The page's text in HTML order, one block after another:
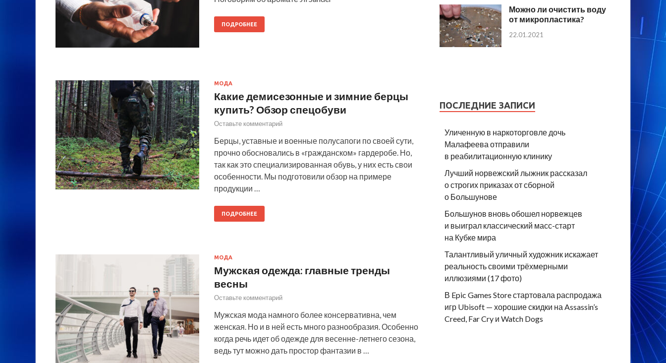
ПОДРОБНЕЕ
МОДА
Какие демисезонные и зимние берцы
купить? Обзор спецобуви
Оставьте комментарий
Берцы, уставные и военные полусапоги по своей сути,
прочно обосновались в «гражданском» гардеробе. Но,
так как это специализированная обувь, у них есть свои
особенности. Мы подготовили обзор на примере
продукции …
ПОДРОБНЕЕ
МОДА
Мужская одежда: главные тренды
весны
Оставьте комментарий
Мужская мода намного более консервативна, чем
женская. Но и в ней есть много разнообразия. Особенно
когда речь идет об одежде для весенне-летнего сезона,
ведь тут можно дать простор фантазии в …
Можно ли очистить воду
от микропластика?
22.01.2021
ПОСЛЕДНИЕ ЗАПИСИ
Уличенную в наркоторговле дочь
Малафеева отправили
в реабилитационную клинику
Лучший норвежский лыжник рассказал
о строгих приказах от сборной
о Большунове
Большунов вновь обошел норвежцев
и выиграл классический масс-старт
на Кубке мира
Талантливый уличный художник искажает
реальность своими трёхмерными
иллюзиями (17 фото)
В Epic Games Store стартовала распродажа
игр Ubisoft — хорошие скидки на Assassin’s
Creed, Far Cry и Watch Dogs